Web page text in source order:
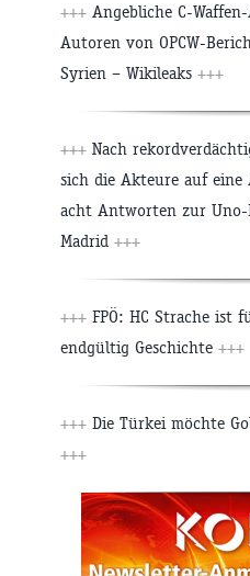
+++ Angebliche C-
Autoren von OPCW-
Syrien – Wikileaks +++
+++ Nach
sich die Akteure auf eine
acht Antworten zur
Madrid +++
+++ FPÖ: HC Strache ist
endgültig Geschichte +++
+++ Die Türkei möchte
+++